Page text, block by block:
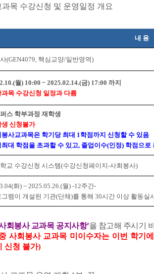
목 수강신청 및 운영일정 개요
내 용
(GEN4079, 핵심교양/일반영역)
월) 10:00 ~ 2025.02.14.(금) 17:00 까지
목 수강신청 일정과 다름
스 학부과정 재학생
신청불가
사교과목은 학기당 최대 1학점까지 신청할 수 있음
최대 학점을 초과할 수 있고, 졸업이수(인정) 학점으로
교 수강신청 시스템(수강신청페이지-사회봉사)
화) ~ 2025.05.26.(월) -12주간-
그램이 개설된 기관(단체)를 통해 30시간 이상 활동실
회봉사 교과목 공지사항’을 참고해 주시기
사회봉사 교과목 미이수자는 이번 학기
신청 불가)